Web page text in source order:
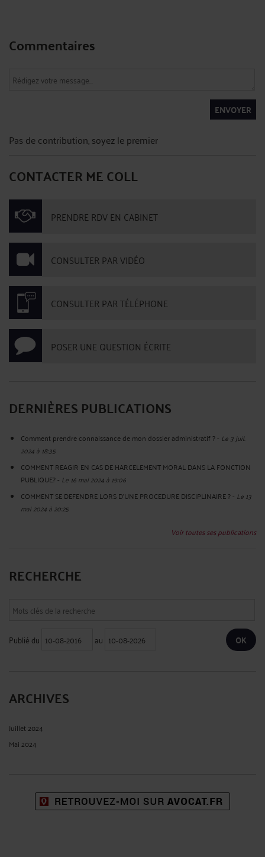
Commentaires
ENVOYER
Pas de contribution, soyez le premier
CONTACTER ME COLL
PRENDRE RDV EN CABINET
CONSULTER PAR VIDÉO
CONSULTER PAR TÉLÉPHONE
POSER UNE QUESTION ÉCRITE
DERNIÈRES PUBLICATIONS
Comment prendre connaissance de mon dossier administratif ?- Le 3 juil.
2024 à 18:35
COMMENT REAGIR EN CAS DE HARCELEMENT MORAL DANS LA FONCTION
PUBLIQUE?- Le 16 mai 2024 à 19:06
COMMENT SE DEFENDRE LORS D’UNE PROCEDURE DISCIPLINAIRE ?- Le 13
mai 2024 à 20:25
Voir toutes ses publications
RECHERCHE
Publié du au
ARCHIVES
Juillet 2024
Mai 2024